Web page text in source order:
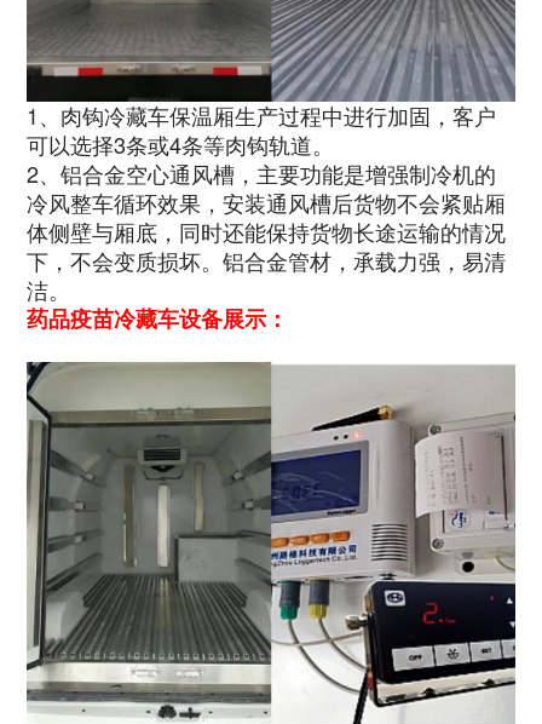
1、肉钩冷藏车保温厢生产过程中进行加固，客户
可以选择3条或4条等肉钩轨道。
2、铝合金空心通风槽，主要功能是增强制冷机的
冷风整车循环效果，安装通风槽后货物不会紧贴厢
体侧壁与厢底，同时还能保持货物长途运输的情况
下，不会变质损坏。铝合金管材，承载力强，易清
洁。
药品疫苗冷藏车设备展示：